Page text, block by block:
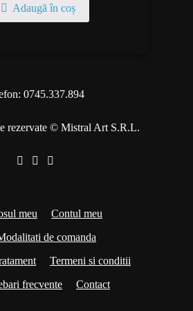
Adaugă în coș
0745.337.894
rezervate © Mistral Art S.R.L.
meu
Contul meu
de comanda
Termeni si conditii
frecvente
Contact